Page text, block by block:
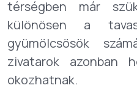
térségben már
különösen a
gyümölcsösök
zivatarok azonban
okozhatnak.